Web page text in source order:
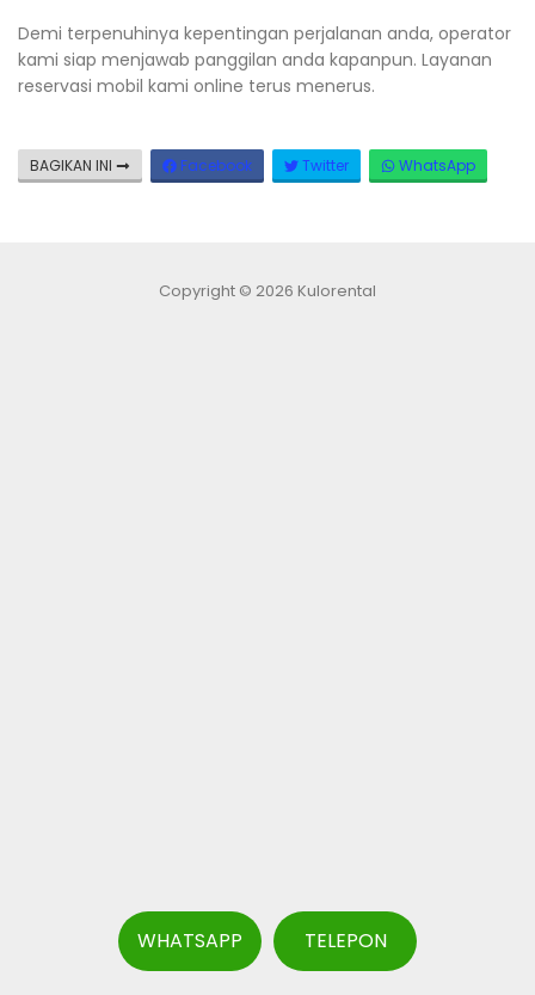
Demi terpenuhinya kepentingan perjalanan anda, operator
kami siap menjawab panggilan anda kapanpun. Layanan
reservasi mobil kami online terus menerus.
BAGIKAN INI Facebook Twitter WhatsApp
Copyright © 2026 Kulorental
WHATSAPP TELEPON